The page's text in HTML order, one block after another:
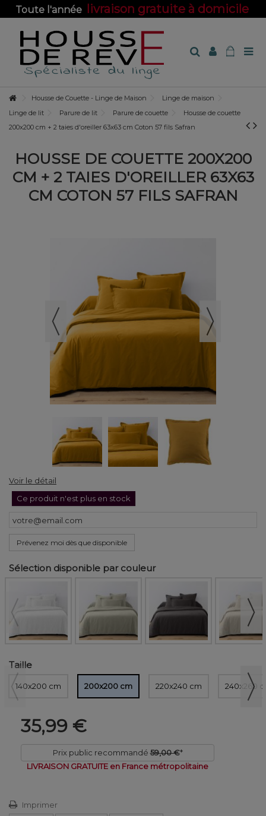
Toute l'année livraison gratuite à domicile
Housse de Couette - Linge de Maison
Linge de maison
Linge de lit
Parure de lit Parure de couette
Housse de couette
200x200 cm + 2 taies d'oreiller 63x63 cm Coton 57 fils Safran
HOUSSE DE COUETTE 200X200
CM + 2 TAIES D'OREILLER 63X63
CM COTON 57 FILS SAFRAN
Voir le détail
Ce produit n'est plus en stock
Prévenez moi dès que disponible
Sélection disponible par couleur
Taille
140x200 cm 200x200 cm 220x240 cm 240x260
35,99 €
Prix public recommandé 59,00 €*
LIVRAISON GRATUITE en France métropolitaine
Imprimer